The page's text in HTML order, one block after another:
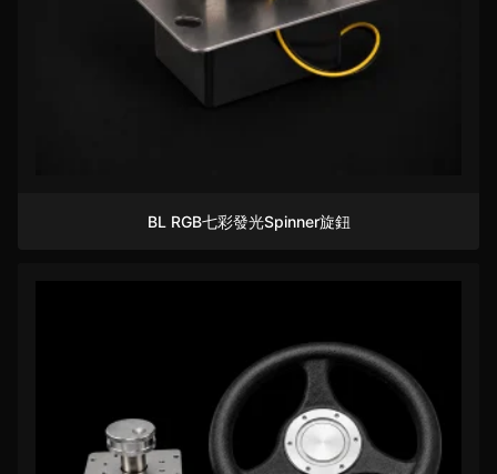
BL RGB七彩發光Spinner旋鈕